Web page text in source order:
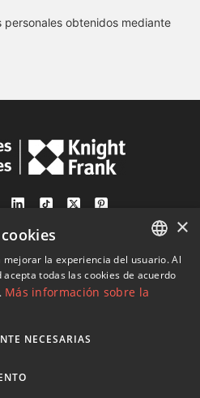
personales obtenidos mediante
del Castillo 4
Office 3
Marbella
en mapa
952 765 138
ENGLISH
SPANISH
×
mejorar la experiencia del usuario. Al
todas las cookies de acuerdo
Más información sobre la
NECESARIAS